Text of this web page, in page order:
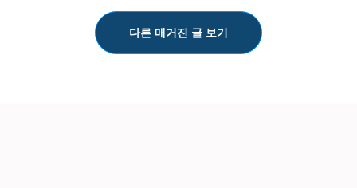
다른 매거진 글 보기